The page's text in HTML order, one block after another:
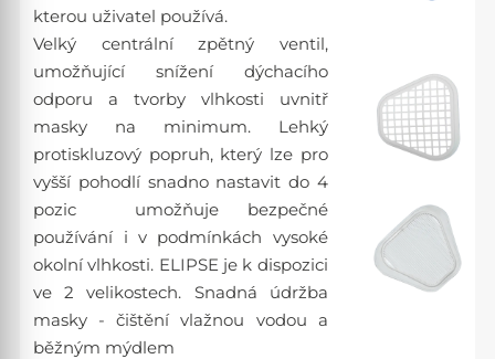
kterou uživatel používá.
Velký centrální zpětný ventil,
umožňující snížení dýchacího
odporu a tvorby vlhkosti uvnitř
masky na minimum. Lehký
protiskluzový popruh, který lze pro
vyšší pohodlí snadno nastavit do 4
pozic umožňuje bezpečné
používání i v podmínkách vysoké
okolní vlhkosti. ELIPSE je k dispozici
ve 2 velikostech. Snadná údržba
masky - čištění vlažnou vodou a
běžným mýdlem